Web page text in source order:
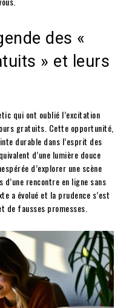
des «
» et leurs
qui ont oublié l’excitation
gratuits. Cette opportunité,
durable dans l’esprit des
d’une lumière douce
d’explorer une scène
rencontre en ligne sans
a évolué et la prudence s’est
de fausses promesses.